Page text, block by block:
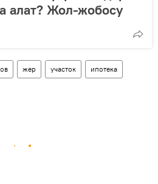
алат? Жол-жобосу
жер участок ипотека